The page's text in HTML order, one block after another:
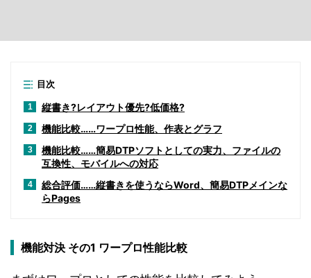
目次
1 縦書き?レイアウト優先?低価格?
2 機能比較……ワープロ性能、作表とグラフ
3
機能比較……簡易DTPソフトとしての実力、ファイルの
互換性、モバイルへの対応
4
総合評価……縦書きを使うならWord、簡易DTPメインな
らPages
機能対決 その1 ワープロ性能比較